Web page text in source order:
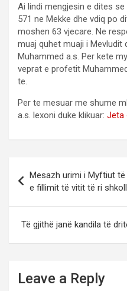
Ai lindi mengjesin e dites
571 ne Mekke dhe vdiq po
moshen 63 vjecare. Ne
muaj quhet muaji i
Muhammed a.s. Per kete
veprat e profetit
te.
Per te mesuar me shume
a.s. lexoni duke klikuar: Jeta
navigation
Mesazh urimi i Myftiut
e fillimit të vitit të ri
Të gjithë janë kandila të
Leave a Reply